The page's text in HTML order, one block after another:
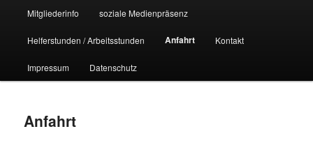
Mitgliederinfo soziale Medienpräsenz
Helferstunden / Arbeitsstunden Anfahrt Kontakt
Impressum Datenschutz
Anfahrt